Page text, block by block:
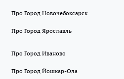
Про Город Новочебоксарск
Про Город Ярославль
Про Город Иваново
Про Город Йошкар-Ола